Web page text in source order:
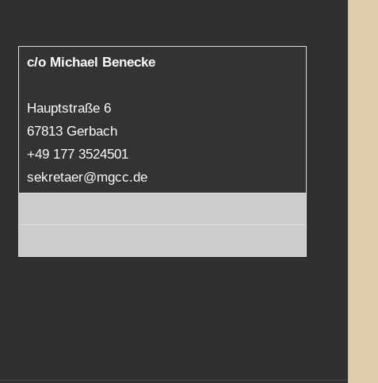
c/o Michael Benecke
Hauptstraße 6
67813 Gerbach
+49 177 3524501
sekretaer@mgcc.de